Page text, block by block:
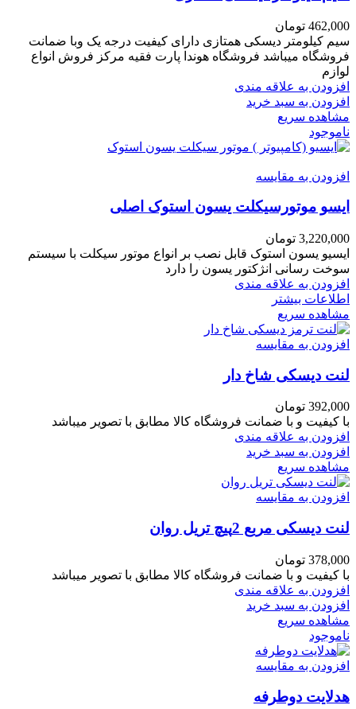
462,000 تومان
سیم کیلومتر دیسکی همتازی دارای کیفیت درجه یک وبا ضمانت
فروشگاه میباشد فروشگاه هوندا پارت فقیه مرکز فروش انواع
لوازم
افزودن به علاقه مندی
افزودن به سبد خرید
مشاهده سریع
ناموجود
افزودن به مقایسه
ایسو موتورسیکلت یسون استوک اصلی
3,220,000 تومان
ایسیو یسون استوک قابل نصب بر انواع موتور سیکلت با سیستم
سوخت رسانی انژکتور یسون را دارد
افزودن به علاقه مندی
اطلاعات بیشتر
مشاهده سریع
افزودن به مقایسه
لنت دیسکی شاخ دار
392,000 تومان
با کیفیت و با ضمانت فروشگاه کالا مطابق با تصویر میباشد
افزودن به علاقه مندی
افزودن به سبد خرید
مشاهده سریع
افزودن به مقایسه
لنت دیسکی مربع 2پیچ تریل روان
378,000 تومان
با کیفیت و با ضمانت فروشگاه کالا مطابق با تصویر میباشد
افزودن به علاقه مندی
افزودن به سبد خرید
مشاهده سریع
ناموجود
افزودن به مقایسه
هدلایت دوطرفه